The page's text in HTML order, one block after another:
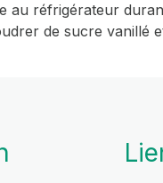
au réfrigérateur
de sucre vanillé